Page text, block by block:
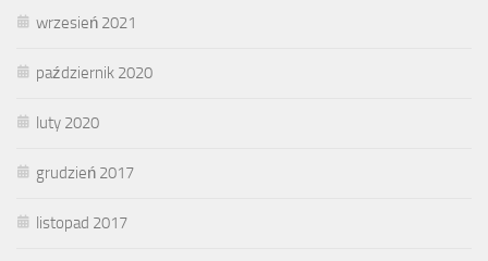
wrzesień 2021
październik 2020
luty 2020
grudzień 2017
listopad 2017